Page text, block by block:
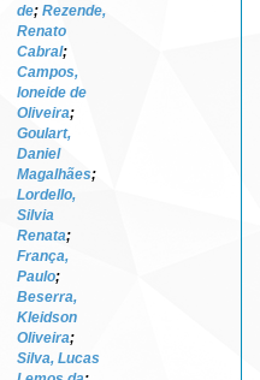
de; Rezende,
Renato
Cabral;
Campos,
Ioneide de
Oliveira;
Goulart,
Daniel
Magalhães;
Lordello,
Silvia
Renata;
França,
Paulo;
Beserra,
Kleidson
Oliveira;
Silva, Lucas